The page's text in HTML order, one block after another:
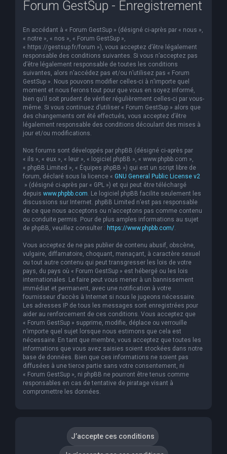
Forum GestSup - Enregistrement
En accédant à « Forum GestSup » (désigné ci-après par « nous »,
« notre », « nos », « Forum GestSup »,
« https://gestsup.fr/forum »), vous acceptez d’être légalement
responsable des conditions suivantes. Si vous n’acceptez pas
d’être légalement responsable de toutes les conditions
suivantes, alors n’accédez pas et/ou n’utilisez pas « Forum
GestSup ». Nous pouvons modifier celles-ci à n’importe quel
moment et nous ferons tout pour que vous en soyez informé,
bien qu’il soit prudent de vérifier régulièrement celles-ci par vous-
même. Si vous continuez d’utiliser « Forum GestSup » alors que
des changements ont été effectués, vous acceptez d’être
légalement responsable des conditions découlant des mises à
jour et/ou modifications.
Nos forums sont développés par phpBB (désigné ci-après par
« ils », « eux », « leur », « logiciel phpBB », « www.phpbb.com »,
« phpBB Limited », « Équipes phpBB ») qui est un script libre de
forum, déclaré sous la licence « GNU General Public License v2
» (désigné ci-après par « GPL ») et qui peut être téléchargé
depuis www.phpbb.com . Le logiciel phpBB facilite seulement les
discussions sur Internet. phpBB Limited n’est pas responsable
de ce que nous acceptons ou n’acceptons pas comme contenu
ou conduite permis. Pour de plus amples informations au sujet
de phpBB, veuillez consulter : https://www.phpbb.com/
Vous acceptez de ne pas publier de contenu abusif, obscène,
vulgaire, diffamatoire, choquant, menaçant, à caractère sexuel
ou tout autre contenu qui peut transgresser les lois de votre
pays, du pays où « Forum GestSup » est hébergé ou les lois
internationales. Le faire peut vous mener à un bannissement
immédiat et permanent, avec une notification à votre
fournisseur d’accès à Internet si nous le jugeons nécessaire.
Les adresses IP de tous les messages sont enregistrées pour
aider au renforcement de ces conditions. Vous acceptez que
« Forum GestSup » supprime, modifie, déplace ou verrouille
n’importe quel sujet lorsque nous estimons que cela est
nécessaire. En tant que membre, vous acceptez que toutes les
informations que vous avez saisies soient stockées dans notre
base de données. Bien que ces informations ne soient pas
diffusées à une tierce partie sans votre consentement, ni
« Forum GestSup », ni phpBB ne pourront être tenus comme
responsables en cas de tentative de piratage visant à
compromettre les données.